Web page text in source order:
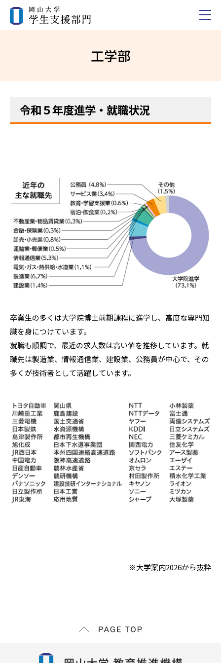
工学部
令和５年度進学・就職状況
卒業生の多くは大学院博士前期課程に進学し、高度な専門知
識を身につけています。
就職も順調で、最近の求人数は高い値を推移しています。就
職先は製造業、情報通信業、建設業、公務員が中心で、その
多くが技術者として活躍しています。
※大学案内2026から抜粋